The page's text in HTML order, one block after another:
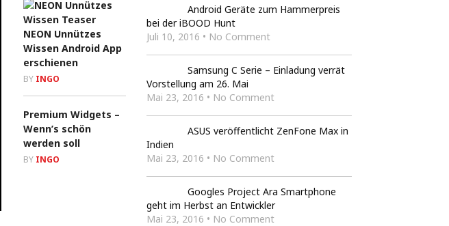
NEON Unnützes
Wissen Android App
erschienen
BY INGO
Premium Widgets –
Wenn’s schön
werden soll
BY INGO
Android Geräte zum Hammerpreis
bei der iBOOD Hunt
Juli 10, 2016 • No Comment
Samsung C Serie – Einladung verrät
Vorstellung am 26. Mai
Mai 23, 2016 • No Comment
ASUS veröffentlicht ZenFone Max in
Indien
Mai 23, 2016 • No Comment
Googles Project Ara Smartphone
geht im Herbst an Entwickler
Mai 23, 2016 • No Comment